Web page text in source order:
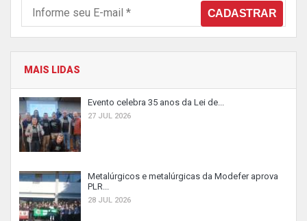
MAIS LIDAS
Evento celebra 35 anos da Lei de...
27 JUL 2026
Metalúrgicos e metalúrgicas da Modefer aprova
PLR...
28 JUL 2026